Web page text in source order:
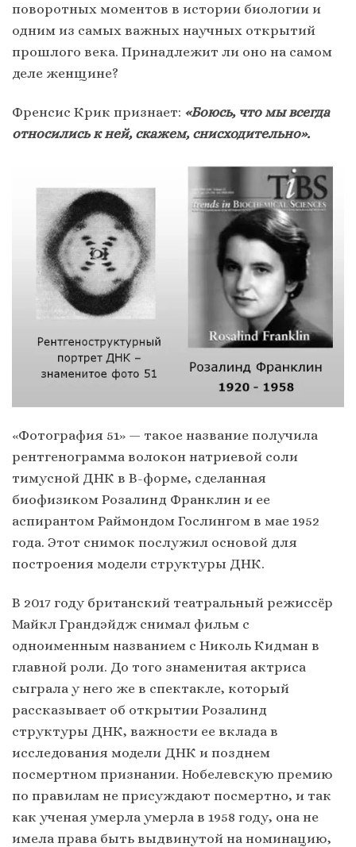
поворотных моментов в истории биологии и
одним из самых важных научных открытий
прошлого века. Принадлежит ли оно на самом
деле женщине?
Френсис Крик признает: «Боюсь, что мы всегда
относились к ней, скажем, снисходительно».
«Фотография 51» — такое название получила
рентгенограмма волокон натриевой соли
тимусной ДНК в B-форме, сделанная
биофизиком Розалинд Франклин и ее
аспирантом Раймондом Гослингом в мае 1952
года. Этот снимок послужил основой для
построения модели структуры ДНК.
В 2017 году британский театральный режиссёр
Майкл Грандэйдж снимал фильм с
одноименным названием с Николь Кидман в
главной роли. До того знаменитая актриса
сыграла у него же в спектакле, который
рассказывает об открытии Розалинд
структуры ДНК, важности ее вклада в
исследования модели ДНК и позднем
посмертном признании. Нобелевскую премию
по правилам не присуждают посмертно, и так
как ученая умерла умерла в 1958 году, она не
имела права быть выдвинутой на номинацию,